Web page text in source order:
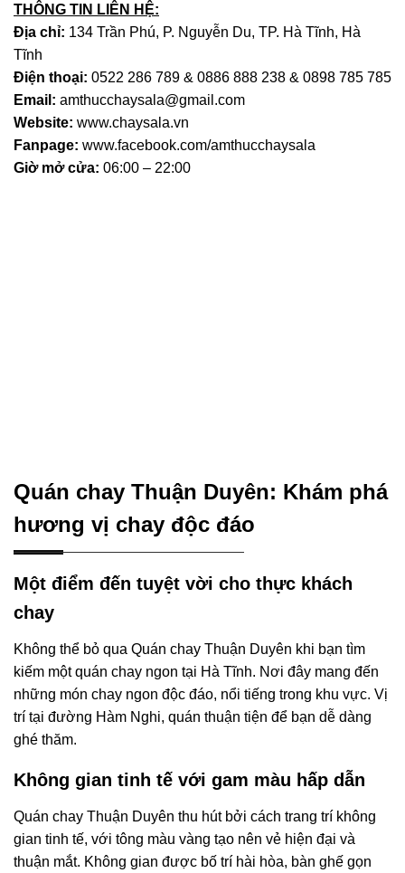
THÔNG TIN LIÊN HỆ:
Địa chỉ: 134 Trần Phú, P. Nguyễn Du, TP. Hà Tĩnh, Hà
Tĩnh
Điện thoại: 0522 286 789 & 0886 888 238 & 0898 785 785
Email: amthucchaysala@gmail.com
Website: www.chaysala.vn
Fanpage: www.facebook.com/amthucchaysala
Giờ mở cửa: 06:00 – 22:00
Quán chay Thuận Duyên: Khám phá
hương vị chay độc đáo
Một điểm đến tuyệt vời cho thực khách
chay
Không thể bỏ qua Quán chay Thuận Duyên khi bạn tìm
kiếm một quán chay ngon tại Hà Tĩnh. Nơi đây mang đến
những món chay ngon độc đáo, nổi tiếng trong khu vực. Vị
trí tại đường Hàm Nghi, quán thuận tiện để bạn dễ dàng
ghé thăm.
Không gian tinh tế với gam màu hấp dẫn
Quán chay Thuận Duyên thu hút bởi cách trang trí không
gian tinh tế, với tông màu vàng tạo nên vẻ hiện đại và
thuận mắt. Không gian được bố trí hài hòa, bàn ghế gọn